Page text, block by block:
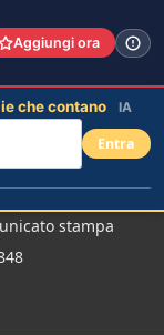
stampa
Aggiungi ora
che contano IA
Entra